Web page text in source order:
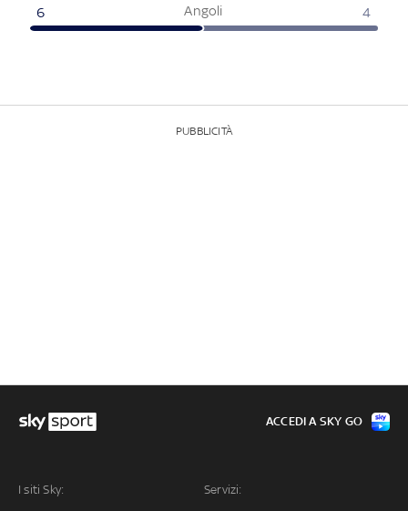
Angoli
6 4
PUBBLICITÀ
I siti Sky: Servizi:
ACCEDI A SKY GO